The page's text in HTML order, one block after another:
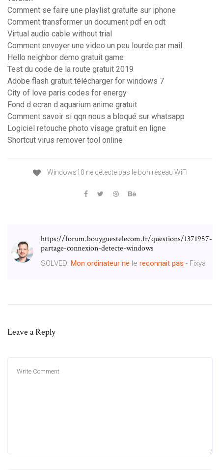
Comment se faire une playlist gratuite sur iphone
Comment transformer un document pdf en odt
Virtual audio cable without trial
Comment envoyer une video un peu lourde par mail
Hello neighbor demo gratuit game
Test du code de la route gratuit 2019
Adobe flash gratuit télécharger for windows 7
City of love paris codes for energy
Fond d ecran d aquarium anime gratuit
Comment savoir si qqn nous a bloqué sur whatsapp
Logiciel retouche photo visage gratuit en ligne
Shortcut virus remover tool online
Windows10 ne détecte pas le bon réseau WiFi
https://forum.bouyguestelecom.fr/questions/1371957-
partage-connexion-detecte-windows
SOLVED: Mon ordinateur ne le reconnait pas - Fixya
Leave a Reply